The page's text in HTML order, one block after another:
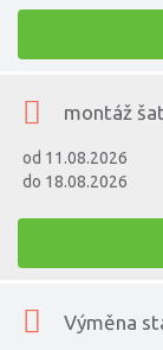
montáž
od 11.08.2026
do 18.08.2026
Výměna